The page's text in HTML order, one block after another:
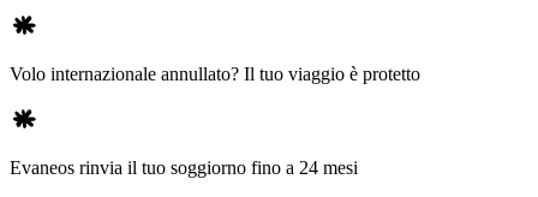
Volo internazionale annullato? Il tuo viaggio è protetto
Evaneos rinvia il tuo soggiorno fino a 24 mesi